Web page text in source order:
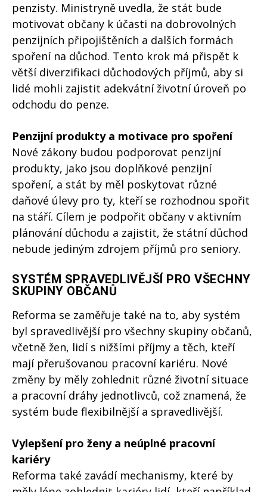
penzisty. Ministryně uvedla, že stát bude
motivovat občany k účasti na dobrovolných
penzijních připojištěních a dalších formách
spoření na důchod. Tento krok má přispět k
větší diverzifikaci důchodových příjmů, aby si
lidé mohli zajistit adekvátní životní úroveň po
odchodu do penze.
Penzijní produkty a motivace pro spoření
Nové zákony budou podporovat penzijní
produkty, jako jsou doplňkové penzijní
spoření, a stát by měl poskytovat různé
daňové úlevy pro ty, kteří se rozhodnou spořit
na stáří. Cílem je podpořit občany v aktivním
plánování důchodu a zajistit, že státní důchod
nebude jediným zdrojem příjmů pro seniory.
SYSTÉM SPRAVEDLIVĚJŠÍ PRO VŠECHNY
SKUPINY OBČANŮ
Reforma se zaměřuje také na to, aby systém
byl spravedlivější pro všechny skupiny občanů,
včetně žen, lidí s nižšími příjmy a těch, kteří
mají přerušovanou pracovní kariéru. Nové
změny by měly zohlednit různé životní situace
a pracovní dráhy jednotlivců, což znamená, že
systém bude flexibilnější a spravedlivější.
Vylepšení pro ženy a neúplné pracovní
kariéry
Reforma také zavádí mechanismy, které by